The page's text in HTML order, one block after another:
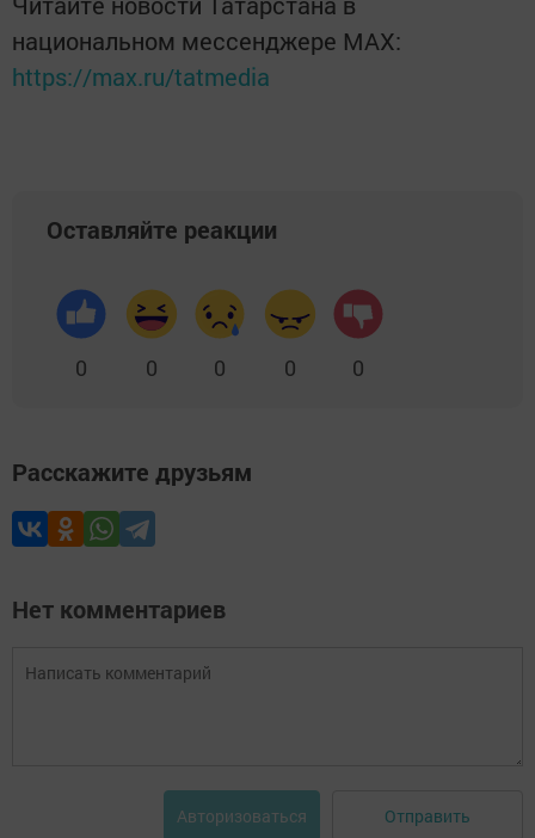
национальном мессенджере MАХ:
https://max.ru/tatmedia
Оставляйте реакции
0 0 0 0 0
Расскажите друзьям
Нет комментариев
Авторизоваться Отправить